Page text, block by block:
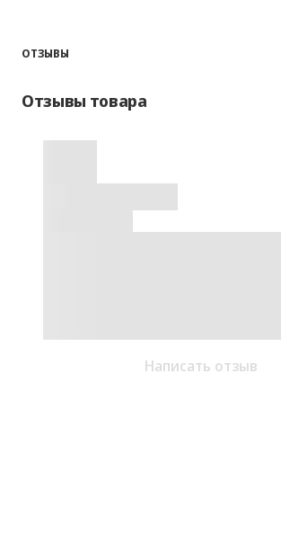
ОТЗЫВЫ
Отзывы товара
Написать отзыв